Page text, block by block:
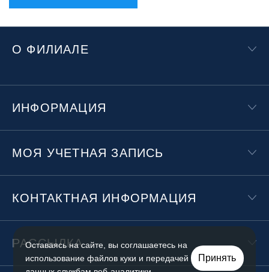
О ФИЛИАЛЕ
ИНФОРМАЦИЯ
МОЯ УЧЕТНАЯ ЗАПИСЬ
КОНТАКТНАЯ ИНФОРМАЦИЯ
РАССЫЛКА
Оставаясь на сайте, вы соглашаетесь на
использование файлов куки и передачей
Принять